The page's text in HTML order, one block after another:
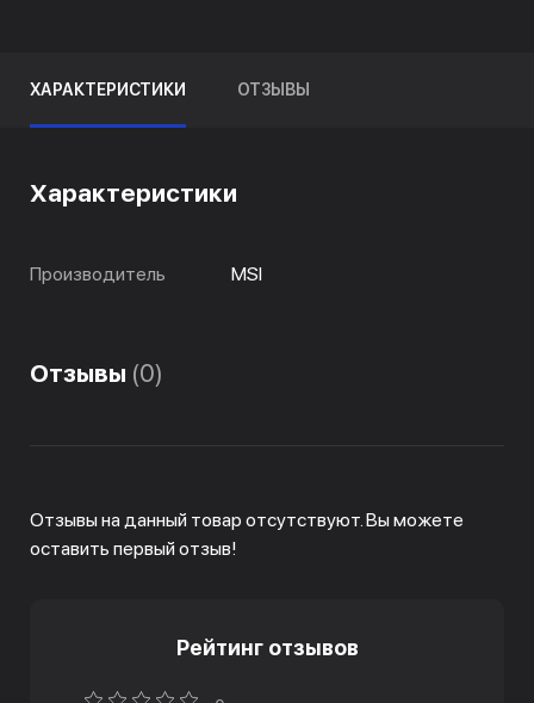
ХАРАКТЕРИСТИКИ ОТЗЫВЫ
Характеристики
Производитель MSI
Отзывы (0)
Отзывы на данный товар отсутствуют. Вы можете
оставить первый отзыв!
Рейтинг отзывов